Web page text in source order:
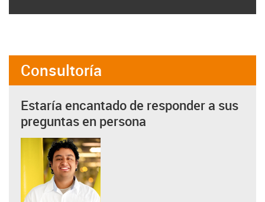
Consultoría
Estaría encantado de responder a sus
preguntas en persona